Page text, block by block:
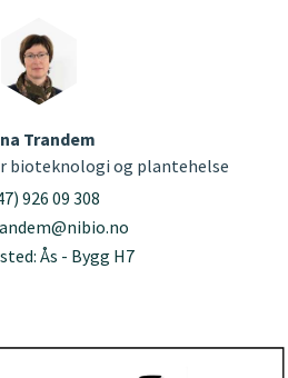
Trandem
bioteknologi og plantehelse
926 09 308
Ås - Bygg H7